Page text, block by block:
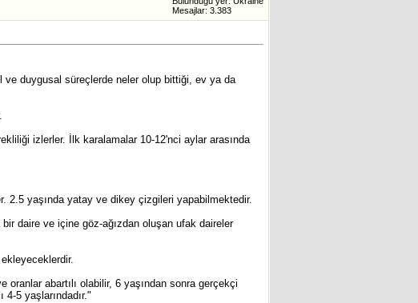
Mesajlar: 3.383
ve duygusal süreçlerde neler olup bittiği, ev ya da
izlerler. İlk karalamalar 10-12'nci aylar arasında
2.5 yaşında yatay ve dikey çizgileri yapabilmektedir.
daire ve içine göz-ağızdan oluşan ufak daireler
abartılı olabilir, 6 yaşından sonra gerçekçi
5 yaşlarındadır."